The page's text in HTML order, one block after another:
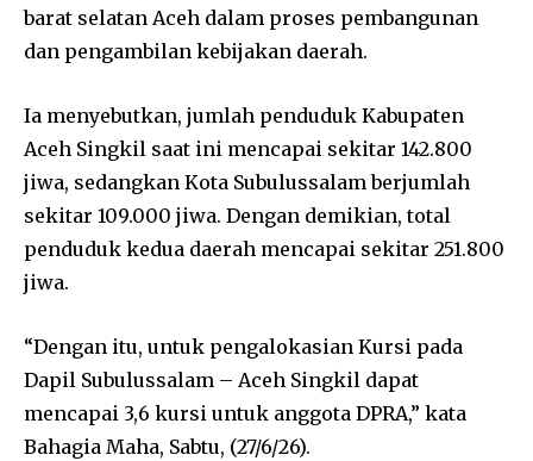
barat selatan Aceh dalam proses pembangunan
dan pengambilan kebijakan daerah.
Ia menyebutkan, jumlah penduduk Kabupaten
Aceh Singkil saat ini mencapai sekitar 142.800
jiwa, sedangkan Kota Subulussalam berjumlah
sekitar 109.000 jiwa. Dengan demikian, total
penduduk kedua daerah mencapai sekitar 251.800
jiwa.
“Dengan itu, untuk pengalokasian Kursi pada
Dapil Subulussalam – Aceh Singkil dapat
mencapai 3,6 kursi untuk anggota DPRA,” kata
Bahagia Maha, Sabtu, (27/6/26).